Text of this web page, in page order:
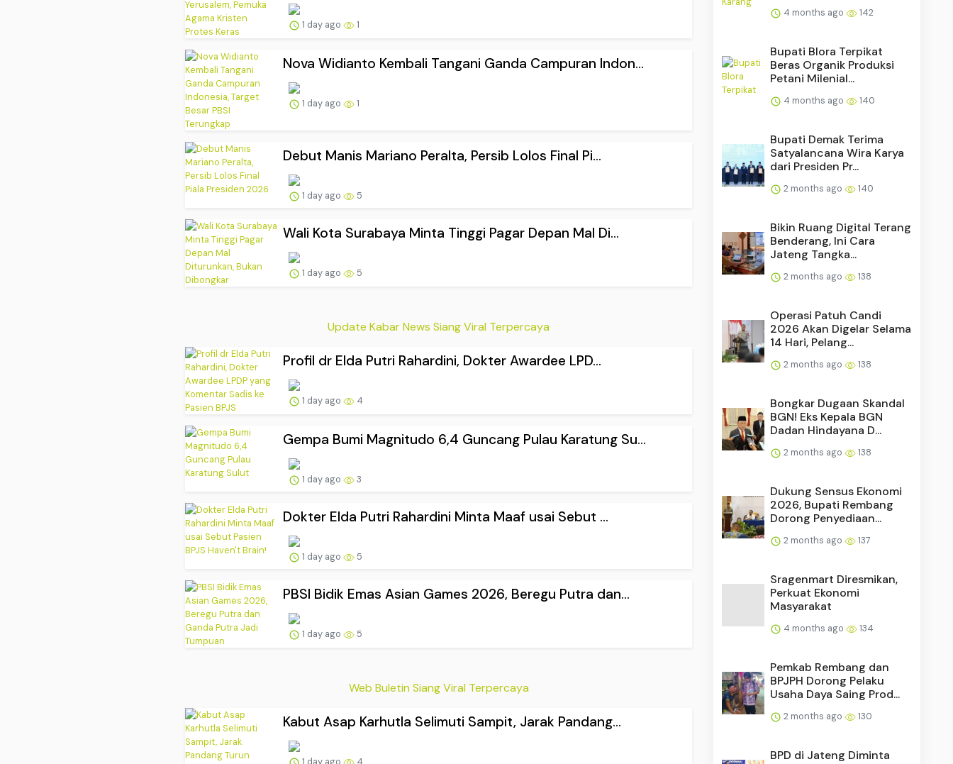
1 day ago 1
Nova Widianto Kembali Tangani Ganda Campuran Indon...
1 day ago 1
Debut Manis Mariano Peralta, Persib Lolos Final Pi...
1 day ago 5
Wali Kota Surabaya Minta Tinggi Pagar Depan Mal Di...
1 day ago 5
Update Kabar News Siang Viral Terpercaya
Profil dr Elda Putri Rahardini, Dokter Awardee LPD...
1 day ago 4
Gempa Bumi Magnitudo 6,4 Guncang Pulau Karatung Su...
1 day ago 3
Dokter Elda Putri Rahardini Minta Maaf usai Sebut ...
1 day ago 5
PBSI Bidik Emas Asian Games 2026, Beregu Putra dan...
1 day ago 5
Web Buletin Siang Viral Terpercaya
Kabut Asap Karhutla Selimuti Sampit, Jarak Pandang...
1 day ago 4
4 months ago 142
Bupati Blora Terpikat
Beras Organik Produksi
Petani Milenial...
4 months ago 140
Bupati Demak Terima
Satyalancana Wira Karya
dari Presiden Pr...
2 months ago 140
Bikin Ruang Digital Terang
Benderang, Ini Cara
Jateng Tangka...
2 months ago 138
Operasi Patuh Candi
2026 Akan Digelar Selama
14 Hari, Pelang...
2 months ago 138
Bongkar Dugaan Skandal
BGN! Eks Kepala BGN
Dadan Hindayana D...
2 months ago 138
Dukung Sensus Ekonomi
2026, Bupati Rembang
Dorong Penyediaan...
2 months ago 137
Sragenmart Diresmikan,
Perkuat Ekonomi
Masyarakat
4 months ago 134
Pemkab Rembang dan
BPJPH Dorong Pelaku
Usaha Daya Saing Prod...
2 months ago 130
BPD di Jateng Diminta